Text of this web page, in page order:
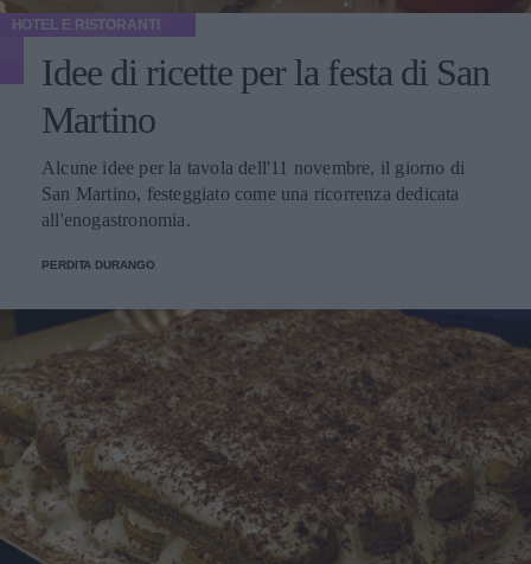
HOTEL E RISTORANTI
Idee di ricette per la festa di San
Martino
Alcune idee per la tavola dell'11 novembre, il giorno di
San Martino, festeggiato come una ricorrenza dedicata
all'enogastronomia.
PERDITA DURANGO